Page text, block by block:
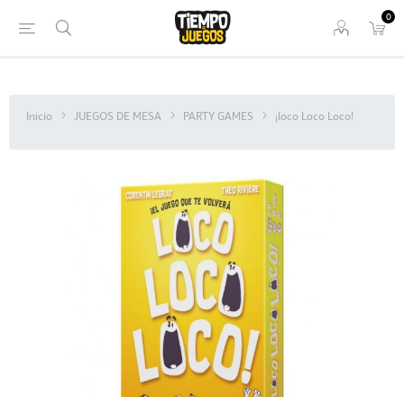
0
Inicio JUEGOS DE MESA PARTY GAMES ¡loco Loco Loco!